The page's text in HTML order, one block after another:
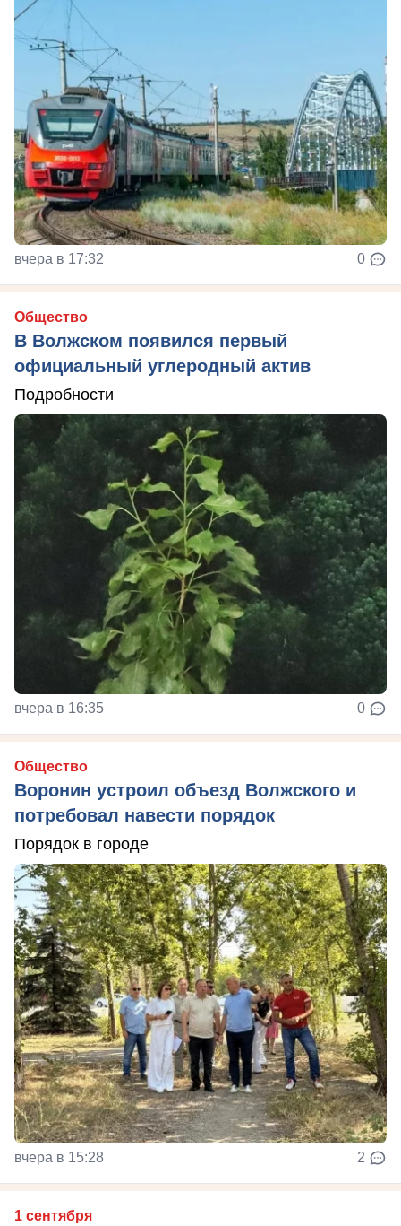
вчера в 17:32 0
Общество
В Волжском появился первый
официальный углеродный актив
Подробности
вчера в 16:35 0
Общество
Воронин устроил объезд Волжского и
потребовал навести порядок
Порядок в городе
вчера в 15:28 2
1 сентября